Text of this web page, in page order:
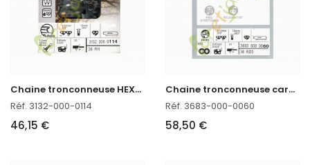
C
haine tronconneuse HEXA Stihl 3132-000-0114
Réf. 3132-000-0114
46,15 €
C
haine tronconneuse carbure 40 CM Stihl 3683-000-0060
Réf. 3683-000-0060
58,50 €